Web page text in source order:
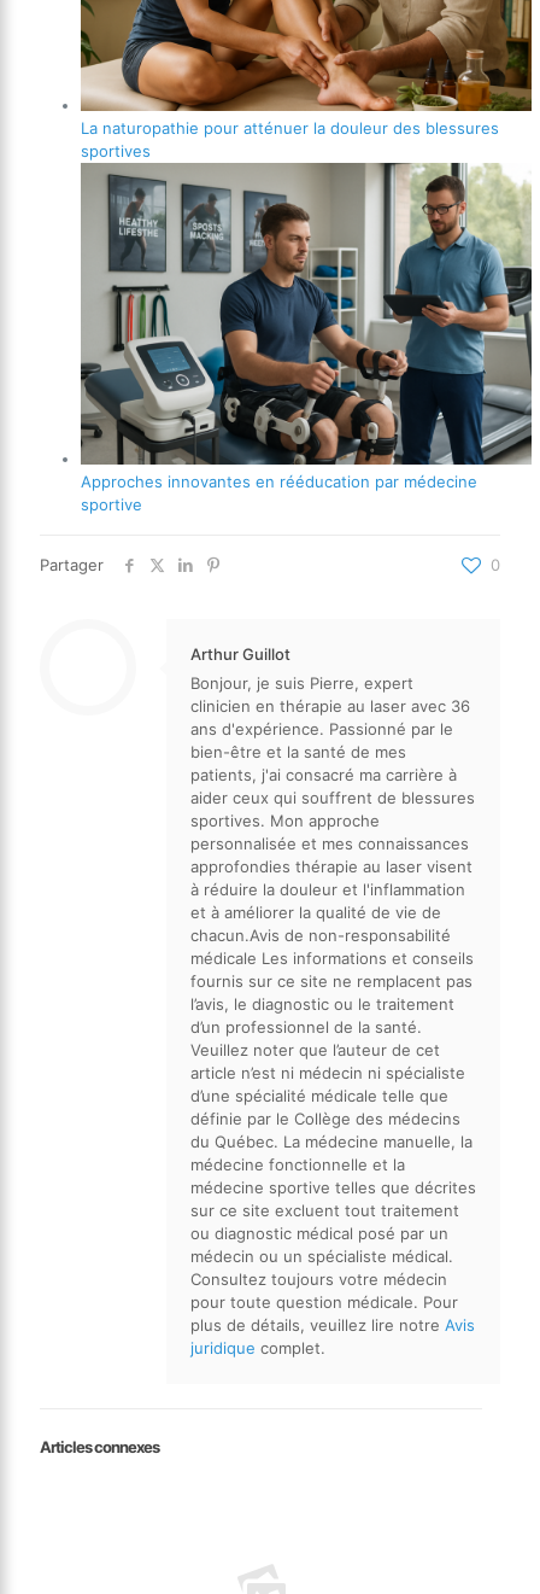
La naturopathie pour atténuer la douleur des blessures
sportives
Approches innovantes en rééducation par médecine
sportive
Partager 0
Arthur Guillot
Bonjour, je suis Pierre, expert
clinicien en thérapie au laser avec 36
ans d'expérience. Passionné par le
bien-être et la santé de mes
patients, j'ai consacré ma carrière à
aider ceux qui souffrent de blessures
sportives. Mon approche
personnalisée et mes connaissances
approfondies thérapie au laser visent
à réduire la douleur et l'inflammation
et à améliorer la qualité de vie de
chacun.Avis de non-responsabilité
médicale Les informations et conseils
fournis sur ce site ne remplacent pas
l’avis, le diagnostic ou le traitement
d’un professionnel de la santé.
Veuillez noter que l’auteur de cet
article n’est ni médecin ni spécialiste
d’une spécialité médicale telle que
définie par le Collège des médecins
du Québec. La médecine manuelle, la
médecine fonctionnelle et la
médecine sportive telles que décrites
sur ce site excluent tout traitement
ou diagnostic médical posé par un
médecin ou un spécialiste médical.
Consultez toujours votre médecin
pour toute question médicale. Pour
plus de détails, veuillez lire notre Avis
juridique complet.
Articles connexes